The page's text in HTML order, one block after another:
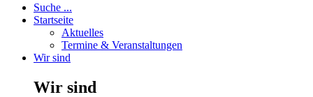
Suche ...
Startseite
Aktuelles
Termine & Veranstaltungen
Wir sind
Wir sind